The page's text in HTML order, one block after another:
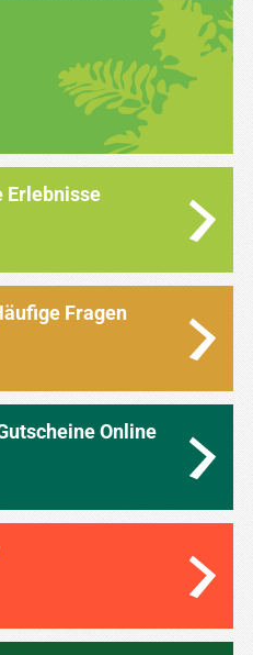
Erlebnisse
Fragen
Online